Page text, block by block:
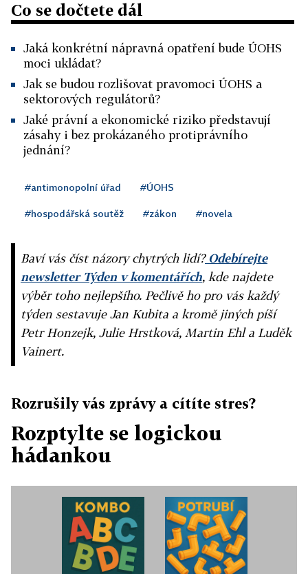
Co se dočtete dál
Jaká konkrétní nápravná opatření bude ÚOHS
moci ukládat?
Jak se budou rozlišovat pravomoci ÚOHS a
sektorových regulátorů?
Jaké právní a ekonomické riziko představují
zásahy i bez prokázaného protiprávního
jednání?
#antimonopolní úřad #ÚOHS
#hospodářská soutěž #zákon #novela
Baví vás číst názory chytrých lidí?Odebírejte
newsletter Týden v komentářích, kde najdete
výběr toho nejlepšího. Pečlivě ho pro vás každý
týden sestavuje Jan Kubita a kromě jiných píší
Petr Honzejk, Julie Hrstková, Martin Ehl a Luděk
Vainert.
Rozrušily vás zprávy a cítíte stres?
Rozptylte se logickou
hádankou